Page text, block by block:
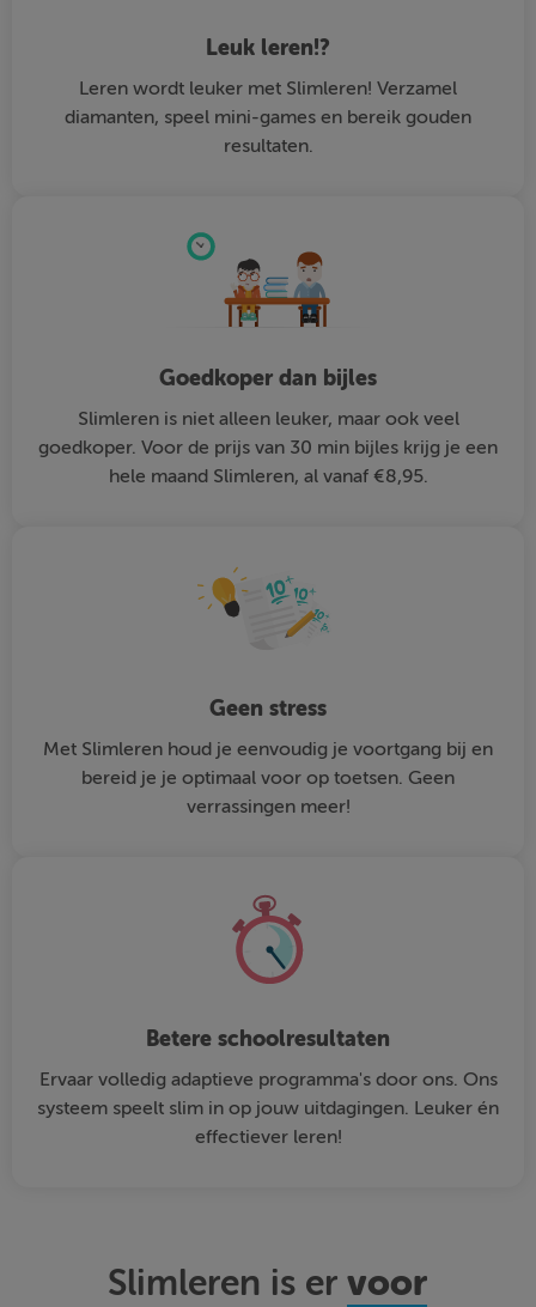
Leuk leren!?
Leren wordt leuker met Slimleren! Verzamel
diamanten, speel mini-games en bereik gouden
resultaten.
Goedkoper dan bijles
Slimleren is niet alleen leuker, maar ook veel
goedkoper. Voor de prijs van 30 min bijles krijg je een
hele maand Slimleren, al vanaf €8,95.
Geen stress
Met Slimleren houd je eenvoudig je voortgang bij en
bereid je je optimaal voor op toetsen. Geen
verrassingen meer!
Betere schoolresultaten
Ervaar volledig adaptieve programma's door ons. Ons
systeem speelt slim in op jouw uitdagingen. Leuker én
effectiever leren!
Slimleren is ervoor